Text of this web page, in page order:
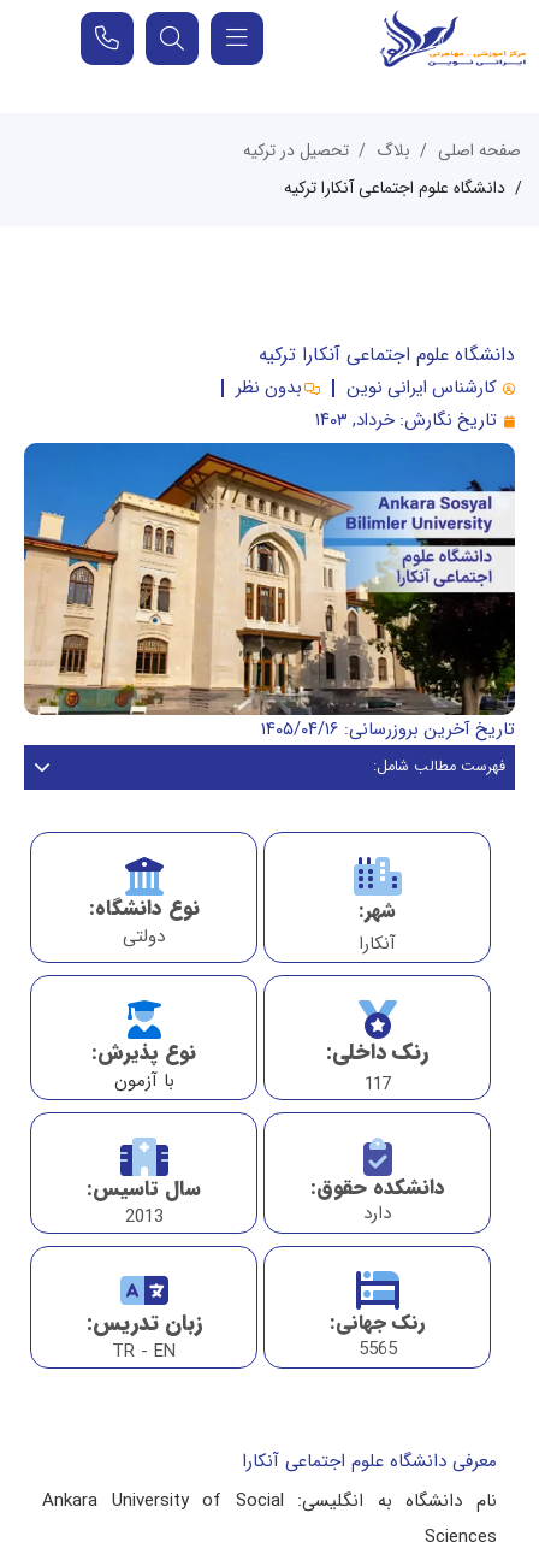
صفحه اصلی بلاگ
تحصیل در ترکیه
دانشگاه علوم اجتماعی آنکارا ترکیه
دانشگاه علوم اجتماعی آنکارا ترکیه
کارشناس ایرانی نوین
بدون نظر
تاریخ نگارش: خرداد, ۱۴۰۳
تاریخ آخرین بروزرسانی: ۱۴۰۵/۰۴/۱۶
فهرست مطالب شامل:
شهر:
آنکارا
نوع دانشگاه:
دولتی
رنک داخلی:
117
نوع پذیرش:
با آزمون
دانشکده حقوق:
دارد
سال تاسیس:
2013
رنک جهانی:
5565
زبان تدریس:
TR - EN
معرفی دانشگاه علوم اجتماعی آنکارا
نام دانشگاه به انگلیسی: Ankara University of Social